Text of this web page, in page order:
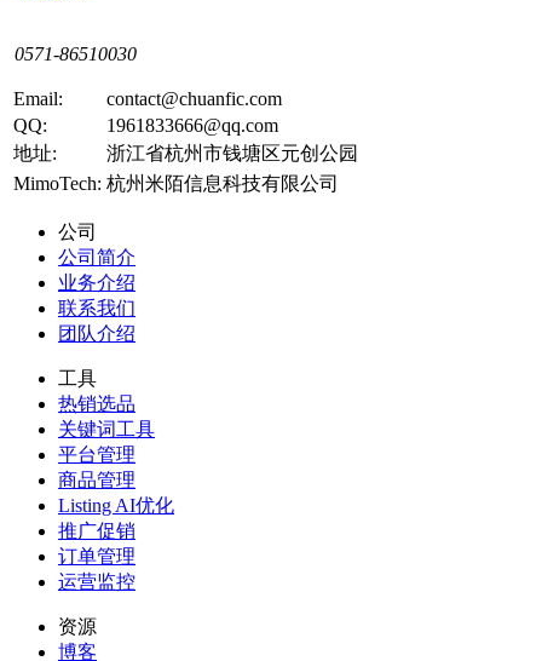
0571-86510030
Email:
contact@chuanfic.com
QQ:
1961833666@qq.com
地址:
浙江省杭州市钱塘区元创公园
MimoTech: 杭州米陌信息科技有限公司
公司
公司简介
业务介绍
联系我们
团队介绍
工具
热销选品
关键词工具
平台管理
商品管理
Listing AI优化
推广促销
订单管理
运营监控
资源
博客